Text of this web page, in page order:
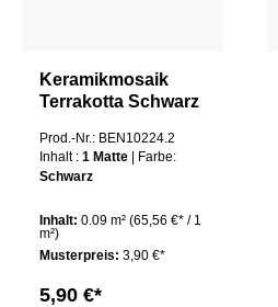
Keramikmosaik
Terrakotta Schwarz
Mosaikfliese 1 Matte
Prod.-Nr.: BEN10224.2
Inhalt : 1 Matte
| Farbe:
Schwarz
Inhalt: 0.09 m² (65,56 €* / 1
m²)
Musterpreis: 3,90 €*
5,90 €*